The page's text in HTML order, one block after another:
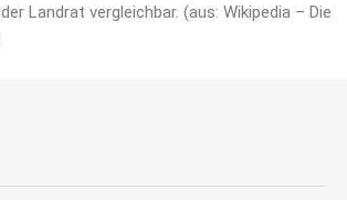
Landrat vergleichbar. (aus: Wikipedia – Die